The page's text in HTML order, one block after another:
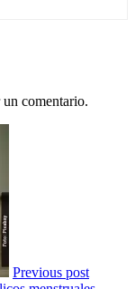
comentario.
Previous post